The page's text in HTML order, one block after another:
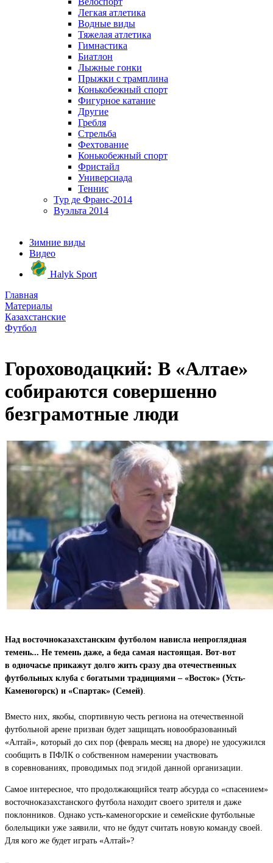
Легкая атлетика
Водные виды
Тяжелая атлетика
Гимнастика
Биатлон
Лыжные гонки
Прыжки с трамплина
Конькобежный спорт
Фигурное катание
Другие
Гребля
Стрельба
Фехтование
Конькобежный спорт
Фристайл
Универсиада
Теннис
Тур де Франс-2014
Вуэльта 2014
Зимние виды
Видео
Halyk Sport
Главная
Материалы
Казахстанские
Футбол
Гороховодацкий: В «Алтае»
собираются совершенно
безграмотные люди
Над восточноказахстанским футболом нависла непроглядная
темень... Не темень даже, а беда самая настоящая. Вот-вот
в одночасье прикажут долго жить сразу два отечественных
футбольных клуба с богатыми традициями – «Восток» (Усть-
Каменогорск) и «Спартак» (Семей)
Вместо них, якобы, спортивную честь региона на отечественной
футбольной арене призван будет защищать новообразованный
«Алтай», который до сих пор (февраль месяц на дворе) не удосужился
сообщить в ПФЛК о собственном намерении участвовать
в соревнованиях, проводимых под эгидой данной организации.
Самое интересное, что продолжающийся театр абсурда со «спасением»
восточноказахстанского футбола находит своего зрителя и даже
поклонников. Однако усть-каменогорские и семейские футбольные
болельщики уже заявили, что не будут считать новую команду своей.
Для кого же будет играть «Алтай»?